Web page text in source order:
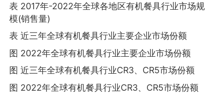
表 2017年-2022年全球各地区有机餐具行业市场规
模(销售量)
表 近三年全球有机餐具行业主要企业市场份额
图 2022年全球有机餐具行业主要企业市场份额
图 近三年全球有机餐具行业CR3、CR5市场份额
图 2022年全球有机餐具行业CR3、CR5市场份额